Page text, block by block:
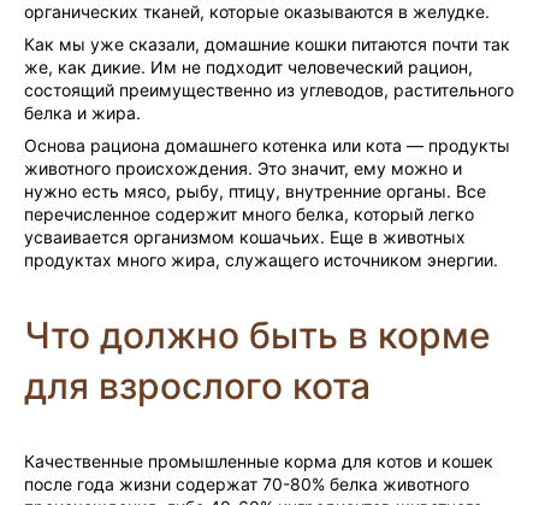
органических тканей, которые оказываются в желудке.
Как мы уже сказали, домашние кошки питаются почти так
же, как дикие. Им не подходит человеческий рацион,
состоящий преимущественно из углеводов, растительного
белка и жира.
Основа рациона домашнего котенка или кота — продукты
животного происхождения. Это значит, ему можно и
нужно есть мясо, рыбу, птицу, внутренние органы. Все
перечисленное содержит много белка, который легко
усваивается организмом кошачьих. Еще в животных
продуктах много жира, служащего источником энергии.
Что должно быть в корме
для взрослого кота
Качественные промышленные корма для котов и кошек
после года жизни содержат 70-80% белка животного